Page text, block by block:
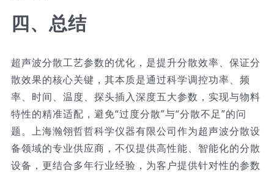
四、总结
超声波分散工艺参数的优化，是提升分散效率、保证分
散效果的核心关键，其本质是通过科学调控功率、频
率、时间、温度、探头插入深度五大参数，实现与物料
特性的精准适配，避免“过度分散”与“分散不足”的问
题。上海瀚翎哲哲科学仪器有限公司作为超声波分散设
备领域的专业供应商，不仅提供高性能、智能化的分散
设备，更结合多年行业经验，为客户提供针对性的参数